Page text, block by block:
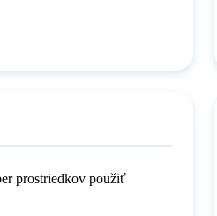
prostriedkov použiť